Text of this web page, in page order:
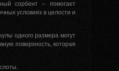
сорбент – помогает
условиях в целости и
одного размера могут
поверхность, которая